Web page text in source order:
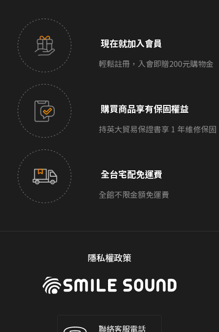
現在就加入會員
輕鬆註冊，入會即贈200元購物金
購買商品享有保固權益
持英大貿易保證書享 1 年維修保固
全台宅配免運費
全館不限金額免運費
隱私權政策
聯絡客服電話